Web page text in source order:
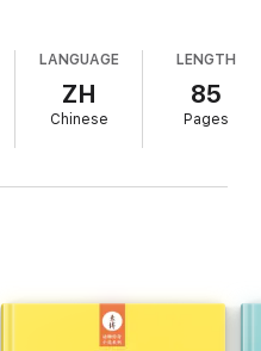
LANGUAGE
ZH
Chinese
LENGTH
85
Pages